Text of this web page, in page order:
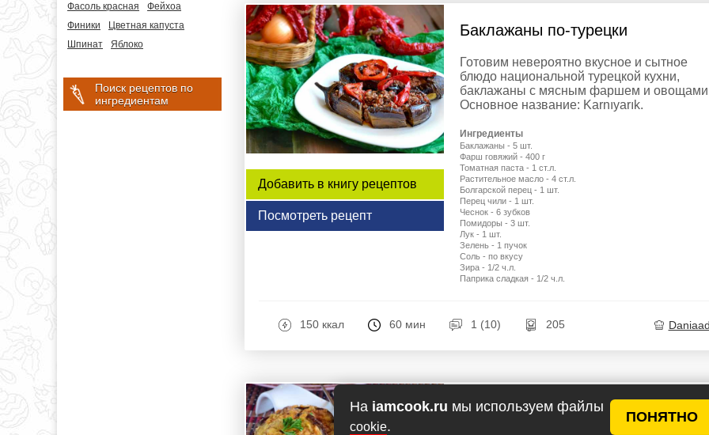
На iamcook.ru мы используем файлы
cookie.
ПОНЯТНО
Фасоль красная
Фейхоа
Финики
Цветная капуста
Шпинат
Яблоко
Поиск рецептов по
ингредиентам
Добавить в книгу рецептов
Посмотреть рецепт
Баклажаны по-турецки
Готовим невероятно вкусное и сытное
блюдо национальной турецкой кухни,
баклажаны с мясным фаршем и
Основное название: Karnıyarık.
Ингредиенты
Баклажаны - 5 шт.
Фарш говяжий - 400 г
Томатная паста - 1 ст.л.
Растительное масло - 4 ст.л.
Болгарской перец - 1 шт.
Перец чили - 1 шт.
Чеснок - 6 зубков
Помидоры - 3 шт.
Лук - 1 шт.
Зелень - 1 пучок
Соль - по вкусу
Зира - 1/2 ч.л.
Паприка сладкая - 1/2 ч.л.
150 ккал 60 мин 1 (10) 205
Баклажаны с мясом по-китайски